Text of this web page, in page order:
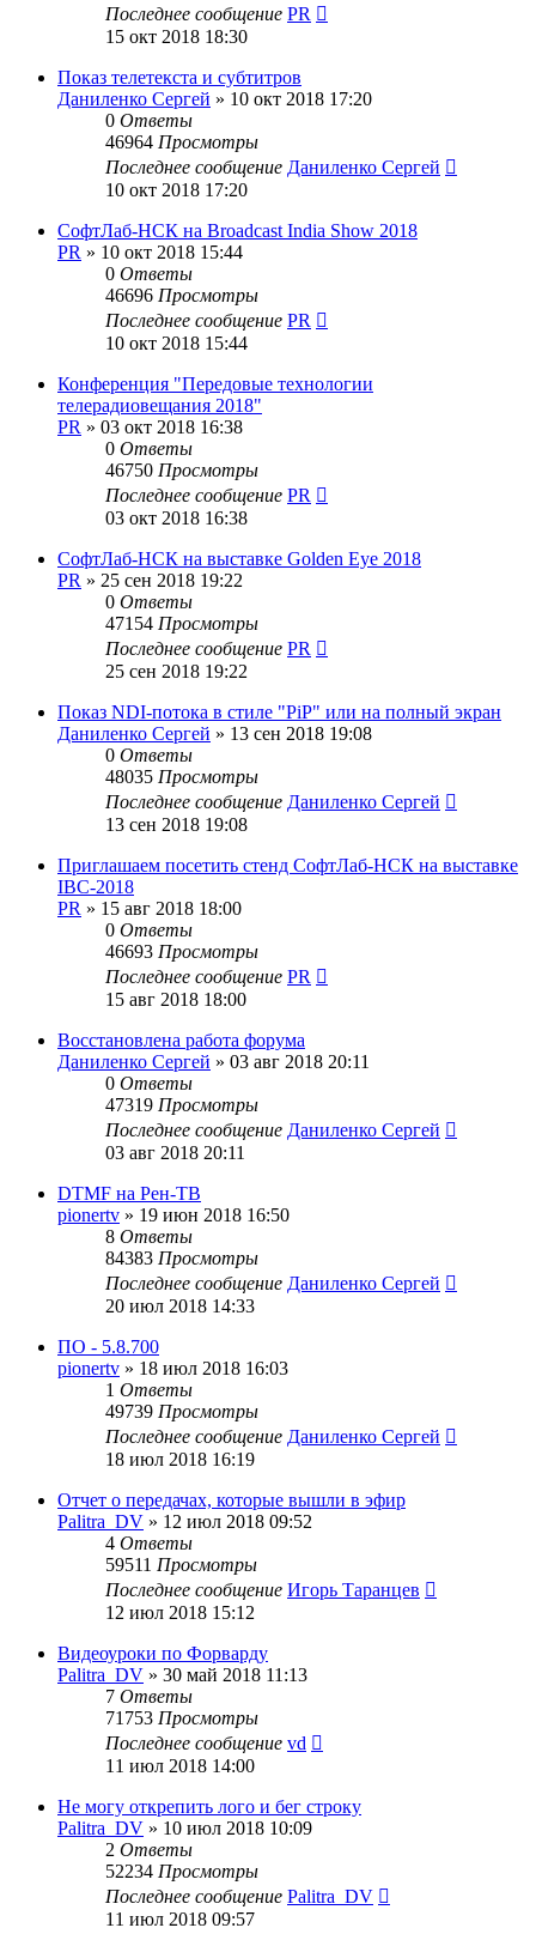
Последнее сообщение PR
15 окт 2018 18:30
Показ телетекста и субтитров
Даниленко Сергей » 10 окт 2018 17:20
0 Ответы
46964 Просмотры
Последнее сообщение Даниленко Сергей
10 окт 2018 17:20
СофтЛаб-НСК на Broadcast India Show 2018
PR » 10 окт 2018 15:44
0 Ответы
46696 Просмотры
Последнее сообщение PR
10 окт 2018 15:44
Конференция "Передовые технологии
телерадиовещания 2018"
PR » 03 окт 2018 16:38
0 Ответы
46750 Просмотры
Последнее сообщение PR
03 окт 2018 16:38
СофтЛаб-НСК на выставке Golden Eye 2018
PR » 25 сен 2018 19:22
0 Ответы
47154 Просмотры
Последнее сообщение PR
25 сен 2018 19:22
Показ NDI-потока в стиле "PiP" или на полный экран
Даниленко Сергей » 13 сен 2018 19:08
0 Ответы
48035 Просмотры
Последнее сообщение Даниленко Сергей
13 сен 2018 19:08
Приглашаем посетить стенд СофтЛаб-НСК на выставке
IBC-2018
PR » 15 авг 2018 18:00
0 Ответы
46693 Просмотры
Последнее сообщение PR
15 авг 2018 18:00
Восстановлена работа форума
Даниленко Сергей » 03 авг 2018 20:11
0 Ответы
47319 Просмотры
Последнее сообщение Даниленко Сергей
03 авг 2018 20:11
DTMF на Рен-ТВ
pionertv » 19 июн 2018 16:50
8 Ответы
84383 Просмотры
Последнее сообщение Даниленко Сергей
20 июл 2018 14:33
ПО - 5.8.700
pionertv » 18 июл 2018 16:03
1 Ответы
49739 Просмотры
Последнее сообщение Даниленко Сергей
18 июл 2018 16:19
Отчет о передачах, которые вышли в эфир
Palitra_DV » 12 июл 2018 09:52
4 Ответы
59511 Просмотры
Последнее сообщение Игорь Таранцев
12 июл 2018 15:12
Видеоуроки по Форварду
Palitra_DV » 30 май 2018 11:13
7 Ответы
71753 Просмотры
Последнее сообщение vd
11 июл 2018 14:00
Не могу открепить лого и бег строку
Palitra_DV » 10 июл 2018 10:09
2 Ответы
52234 Просмотры
Последнее сообщение Palitra_DV
11 июл 2018 09:57